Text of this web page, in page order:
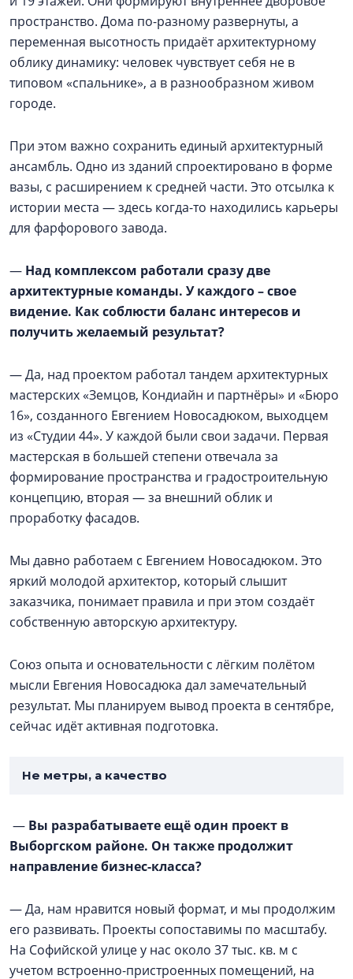
пространство. Дома по-разному развернуты, а
переменная высотность придаёт архитектурному
облику динамику: человек чувствует себя не в
типовом «спальнике», а в разнообразном живом
городе.
При этом важно сохранить единый архитектурный
ансамбль. Одно из зданий спроектировано в форме
вазы, с расширением к средней части. Это отсылка к
истории места — здесь когда-то находились карьеры
для фарфорового завода.
— Над комплексом работали сразу две
архитектурные команды. У каждого – свое
видение. Как соблюсти баланс интересов и
получить желаемый результат?
— Да, над проектом работал тандем архитектурных
мастерских «Земцов, Кондиайн и партнёры» и «Бюро
16», созданного Евгением Новосадюком, выходцем
из «Студии 44». У каждой были свои задачи. Первая
мастерская в большей степени отвечала за
формирование пространства и градостроительную
концепцию, вторая — за внешний облик и
проработку фасадов.
Мы давно работаем с Евгением Новосадюком. Это
яркий молодой архитектор, который слышит
заказчика, понимает правила и при этом создаёт
собственную авторскую архитектуру.
Союз опыта и основательности с лёгким полётом
мысли Евгения Новосадюка дал замечательный
результат. Мы планируем вывод проекта в сентябре,
сейчас идёт активная подготовка.
Не метры, а качество
— Вы разрабатываете ещё один проект в
Выборгском районе. Он также продолжит
направление бизнес-класса?
— Да, нам нравится новый формат, и мы продолжим
его развивать. Проекты сопоставимы по масштабу.
На Софийской улице у нас около 37 тыс. кв. м с
учетом встроенно-пристроенных помещений, на